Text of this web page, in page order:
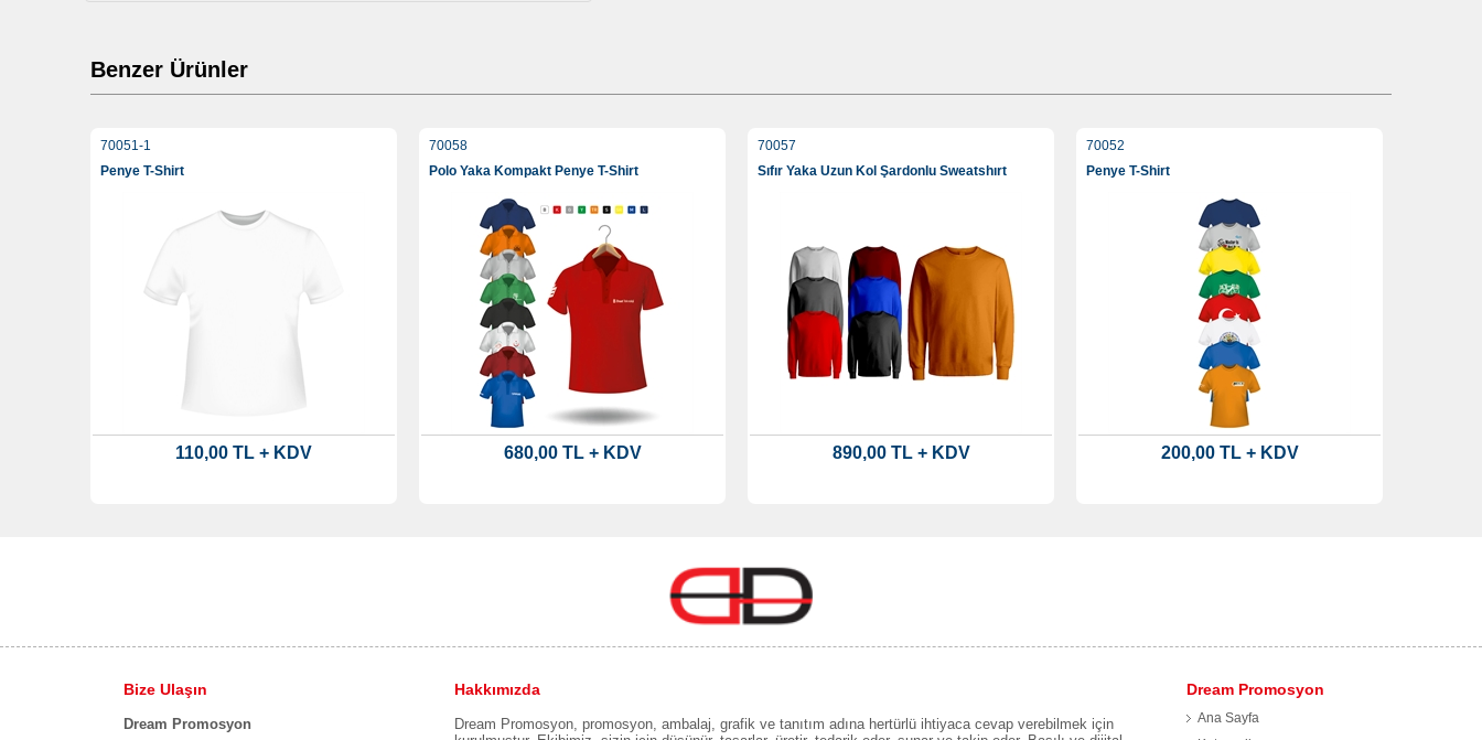
Benzer Ürünler
70051-1
Penye T-Shirt
110,00 TL + KDV
70058
Polo Yaka Kompakt Penye T-Shirt
680,00 TL + KDV
70057
Sıfır Yaka Uzun Kol Şardonlu Sweatshırt
890,00 TL + KDV
70052
Penye T-Shirt
200,00 TL + KDV
Bize Ulaşın
Dream Promosyon
Hakkımızda
Dream Promosyon, promosyon, ambalaj, grafik ve tanıtım adına hertürlü ihtiyaca cevap verebilmek için
Dream Promosyon
Ana Sayfa